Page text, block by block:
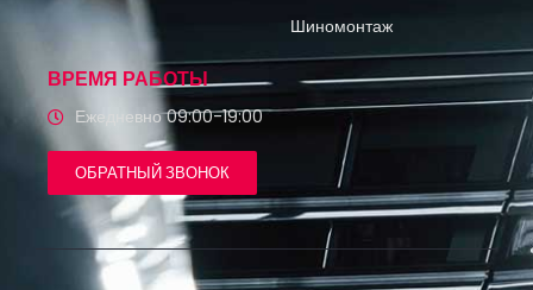
Шиномонтаж
ВРЕМЯ РАБОТЫ
Ежедневно 09:00-19:00
ОБРАТНЫЙ ЗВОНОК